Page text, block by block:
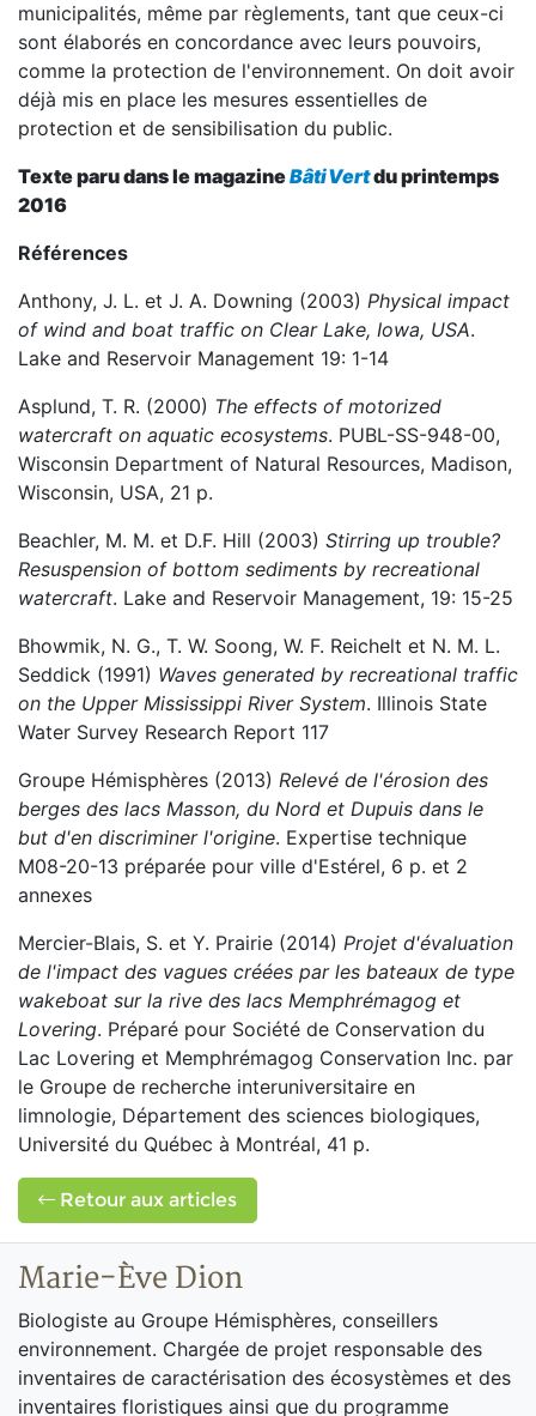
municipalités, même par règlements, tant que ceux-ci
sont élaborés en concordance avec leurs pouvoirs,
comme la protection de l'environnement. On doit avoir
déjà mis en place les mesures essentielles de
protection et de sensibilisation du public.
Texte paru dans le magazineBâtiVertdu printemps
2016
Références
Anthony, J. L. et J. A. Downing (2003) Physical impact
of wind and boat traffic on Clear Lake, Iowa, USA.
Lake and Reservoir Management 19: 1-14
Asplund, T. R. (2000) The effects of motorized
watercraft on aquatic ecosystems. PUBL-SS-948-00,
Wisconsin Department of Natural Resources, Madison,
Wisconsin, USA, 21 p.
Beachler, M. M. et D.F. Hill (2003) Stirring up trouble?
Resuspension of bottom sediments by recreational
watercraft. Lake and Reservoir Management, 19: 15-25
Bhowmik, N. G., T. W. Soong, W. F. Reichelt et N. M. L.
Seddick (1991) Waves generated by recreational traffic
on the Upper Mississippi River System. Illinois State
Water Survey Research Report 117
Groupe Hémisphères (2013) Relevé de l'érosion des
berges des lacs Masson, du Nord et Dupuis dans le
but d'en discriminer l'origine. Expertise technique
M08-20-13 préparée pour ville d'Estérel, 6 p. et 2
annexes
Mercier-Blais, S. et Y. Prairie (2014) Projet d'évaluation
de l'impact des vagues créées par les bateaux de type
wakeboat sur la rive des lacs Memphrémagog et
Lovering. Préparé pour Société de Conservation du
Lac Lovering et Memphrémagog Conservation Inc. par
le Groupe de recherche interuniversitaire en
limnologie, Département des sciences biologiques,
Université du Québec à Montréal, 41 p.
Retour aux articles
Marie-Ève Dion
Biologiste au Groupe Hémisphères, conseillers
environnement. Chargée de projet responsable des
inventaires de caractérisation des écosystèmes et des
inventaires floristiques ainsi que du programme